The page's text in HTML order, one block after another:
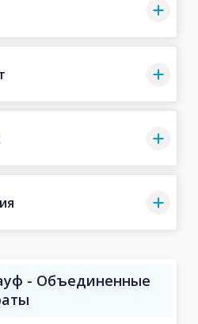
- Объединенные